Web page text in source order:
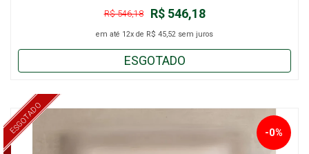
R$ 546,18
R$ 546,18
em até 12x de R$ 45,52 sem juros
ESGOTADO
ESGOTADO -0%